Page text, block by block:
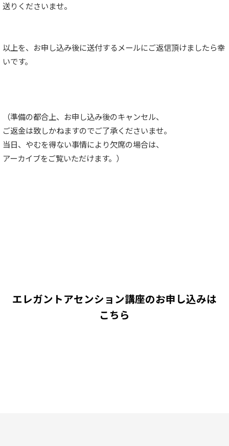
送りくださいませ。
以上を、お申し込み後に送付するメールにご返信頂けましたら幸
いです。
（準備の都合上、お申し込み後のキャンセル、
ご返金は致しかねますのでご了承くださいませ。
当日、やむを得ない事情により欠席の場合は、
アーカイブをご覧いただけます。）
エレガントアセンション講座のお申し込みは
こちら